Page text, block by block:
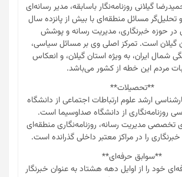
گیلانی روزنامه‌نگار باسابقه، مدیر رسانه‌ای
و تحلیل‌گر مسائل منطقه‌ای با بیش از پانزده سال
در حوزه خبرنگاری، مدیریت رسانه و پوشش
گیلان است. تمرکز اصلی وی بر مسائل سیاسی،
شمال ایران، به ویژه استان گیلان، و انعکاس
مردم این خطه از کشور می‌باشد.
**تحصیلات**
ارشد علوم ارتباطات اجتماعی از دانشگاه
روزنامه‌نگاری از دانشگاه صداوسیما است.
مدیریت رسانه، روزنامه‌نگاری منطقه‌ای
را در مراکز معتبر داخلی گذرانده است.
**سوابق حرفه‌ای**
خود را از اوایل دهه هشتاد به عنوان خبرنگار